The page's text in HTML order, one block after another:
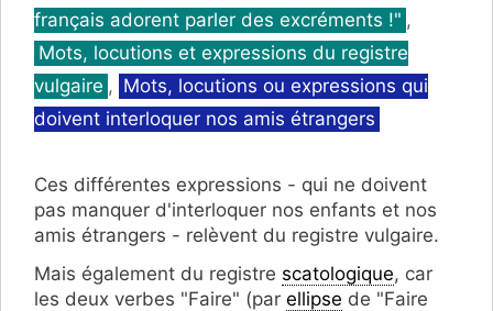
français adorent parler des excréments !" ,
Mots, locutions et expressions du registre
vulgaire , Mots, locutions ou expressions qui
doivent interloquer nos amis étrangers
Ces différentes expressions - qui ne doivent
pas manquer d'interloquer nos enfants et nos
amis étrangers - relèvent du registre vulgaire.
Mais également du registre scatologique, car
les deux verbes "Faire" (par ellipse de "Faire